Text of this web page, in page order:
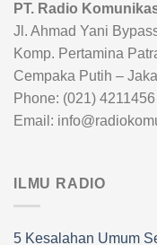
PT. Radio
Jl. Ahmad Yani
Komp. Pertamina
Cempaka Putih –
Phone: (021) 4211456
Email:
ILMU RADIO
5 Kesalahan Umum